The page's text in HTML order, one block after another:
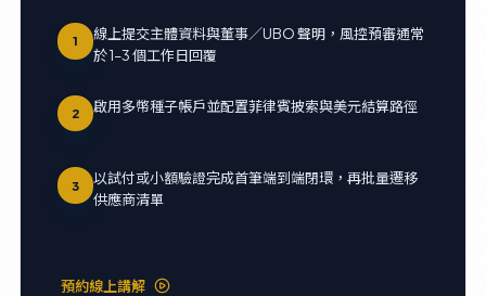
1
線上提交主體資料與董事／UBO 聲明，風控預審通常
於 1–3 個工作日回覆
2 啟用多幣種子帳戶並配置菲律賓披索與美元結算路徑
3
以試付或小額驗證完成首筆端到端閉環，再批量遷移
供應商清單
預約線上講解